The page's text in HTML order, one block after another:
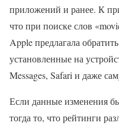
приложений и ранее. К
что при поиске слов
Apple предлагала
установленные на
Messages, Safari и даже
Если данные изменения
тогда то, что рейтинги